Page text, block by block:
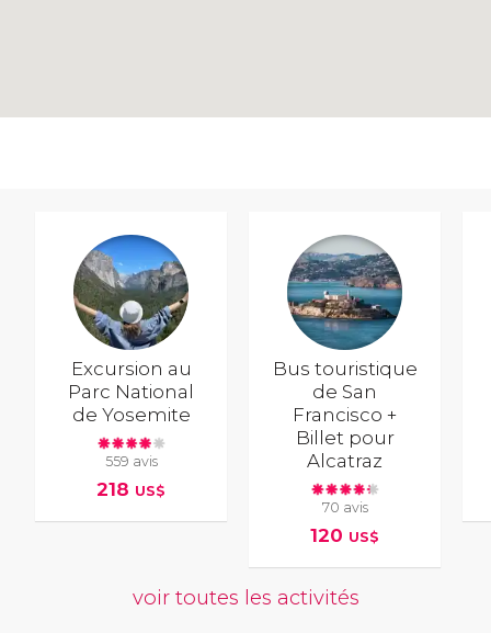
Excursion au
Parc National
de Yosemite
559 avis
218 US$
Bus touristique
de San
Francisco +
Billet pour
Alcatraz
70 avis
120 US$
voir toutes les activités